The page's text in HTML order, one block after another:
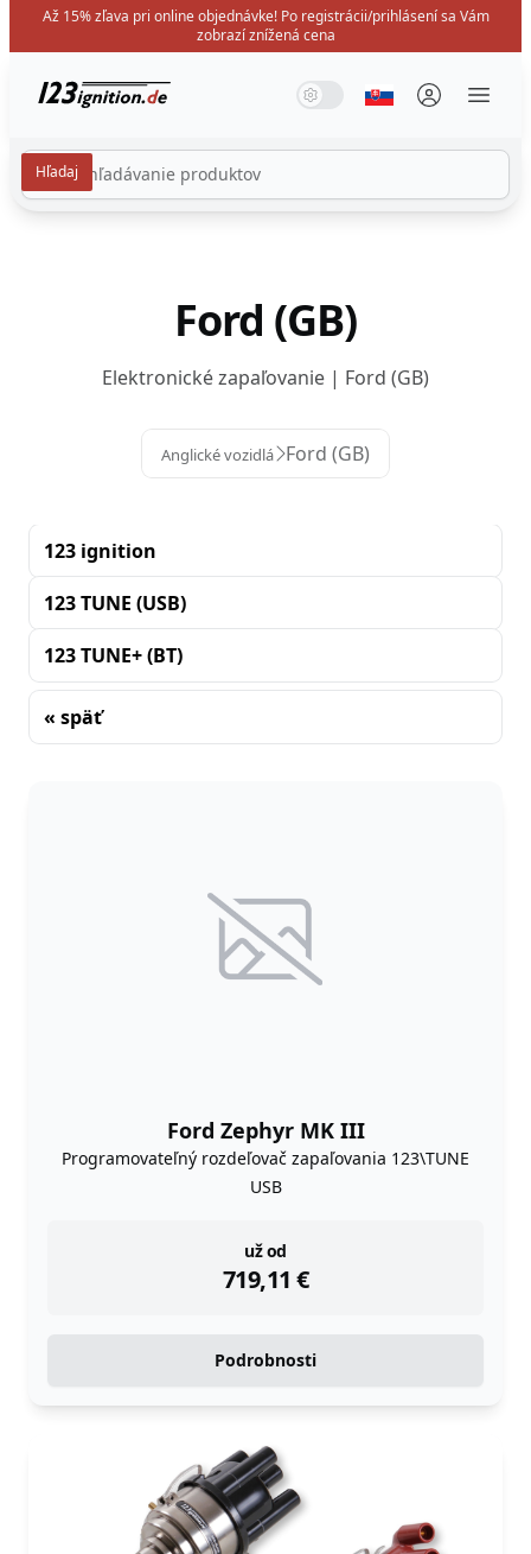
Až 15% zľava pri online objednávke! Po registrácii/prihlásení sa Vám
zobrazí znížená cena
123ignition.de Systémový režim
Svetelný režim
Tmavý režim
Vyberte jazyk
Ford (GB)
Elektronické zapaľovanie | Ford (GB)
Anglické vozidlá Ford (GB)
123 ignition
123 TUNE (USB)
123 TUNE+ (BT)
« späť
Ford Zephyr MK III
Programovateľný rozdeľovač zapaľovania 123\TUNE
USB
už od
719,11 €
instock
Podrobnosti